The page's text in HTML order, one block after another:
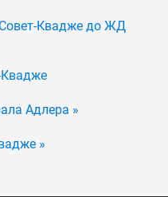
Квадже до ЖД
Квадже
Адлера »
»